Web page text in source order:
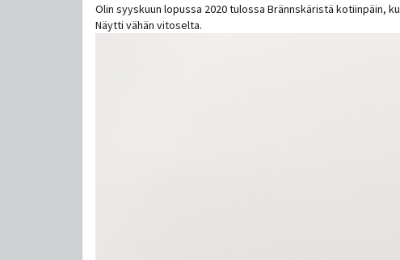
Olin syyskuun lopussa 2020 tulossa Brännskäristä kotiinpäin,
Näytti vähän vitoselta.